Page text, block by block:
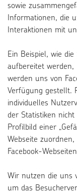
sowie
Informationen, die
Interaktionen mit
Ein Beispiel, wie
aufbereitet werden,
werden uns von
Verfügung gestellt.
individuelles
der Statistiken
Profilbild einer
Webseite
Facebook-
Wir nutzen die uns
um das